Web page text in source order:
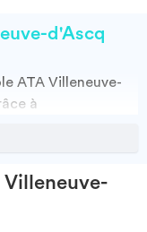
d'Ascq
ATA Villeneuve-
à
proches de
Vous avez
Villeneuve-